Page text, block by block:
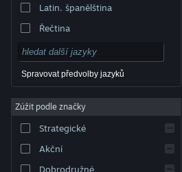
© Valve Corporation. Všechna práva vyhrazena.
příslušných subjektů v USA a dalších zemích.
Smlouva o užívání služby Steam
Cookies
Latin. španělština
Řečtina
Spravovat předvolby jazyků
Zúžit podle značky
Strategické
Akční
Dobrodružné